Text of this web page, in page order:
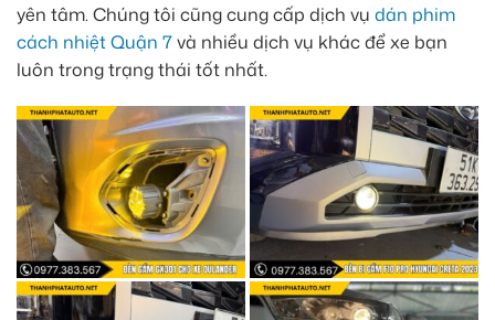
yên tâm. Chúng tôi cũng cung cấp dịch vụ dán phim
cách nhiệt Quận 7và nhiều dịch vụ khác để xe bạn
luôn trong trạng thái tốt nhất.